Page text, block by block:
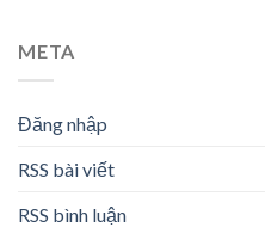
META
Đăng nhập
RSS bài viết
RSS bình luận